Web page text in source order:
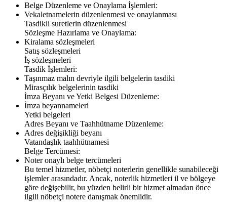
Belge Düzenleme ve Onaylama İşlemleri:
Vekaletnamelerin düzenlenmesi ve onaylanması
Tasdikli suretlerin düzenlenmesi
Sözleşme Hazırlama ve Onaylama:
Kiralama sözleşmeleri
Satış sözleşmeleri
İş sözleşmeleri
Tasdik İşlemleri:
Taşınmaz malın devriyle ilgili belgelerin tasdiki
Mirasçılık belgelerinin tasdiki
İmza Beyanı ve Yetki Belgesi Düzenleme:
İmza beyannameleri
Yetki belgeleri
Adres Beyanı ve Taahhütname Düzenleme:
Adres değişikliği beyanı
Vatandaşlık taahhütnamesi
Belge Tercümesi:
Noter onaylı belge tercümeleri
Bu temel hizmetler, nöbetçi noterlerin genellikle sunabileceği
işlemler arasındadır. Ancak, noterlik hizmetleri il ve bölgeye
göre değişebilir, bu yüzden belirli bir hizmet almadan önce
ilgili nöbetçi notere danışmak önemlidir.